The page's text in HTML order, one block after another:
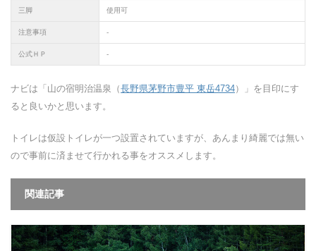
三脚 使用可
注意事項 -
公式ＨＰ -
ナビは「山の宿明治温泉（長野県茅野市豊平 東岳4734）」を目印にす
ると良いかと思います。
トイレは仮設トイレが一つ設置されていますが、あんまり綺麗では無い
ので事前に済ませて行かれる事をオススメします。
関連記事